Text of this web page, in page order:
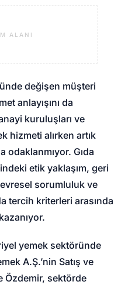
ALANI
değişen müşteri
anlayışını da
kuruluşları ve
hizmeti alırken artık
odaklanmıyor. Gıda
etik yaklaşım, geri
sorumluluk ve
tercih kriterleri arasında
yemek sektöründe
A.Ş.’nin Satış ve
Özdemir, sektörde